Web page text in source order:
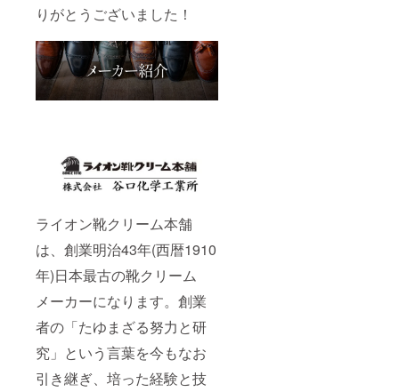
りがとうございました！
ライオン靴クリーム本舗
は、創業明治43年(西暦1910
年)日本最古の靴クリーム
メーカーになります。創業
者の「たゆまざる努力と研
究」という言葉を今もなお
引き継ぎ、培った経験と技